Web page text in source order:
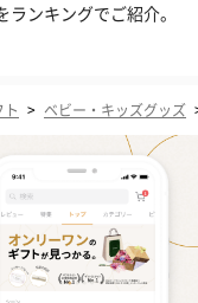
ンキングでご紹介。
> ベビー・キッズグッズ